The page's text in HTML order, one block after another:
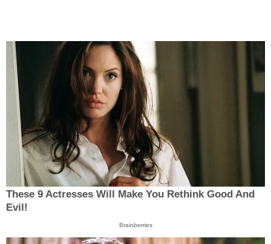
These 9 Actresses Will Make You Rethink Good And
Evil!
Brainberries